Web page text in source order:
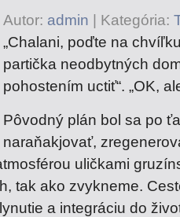
Autor: admin | Kategória:
„Chalani, poďte na
partička neodbytných
pohostením uctiť“. „OK,
Pôvodný plán bol sa po
naraňakjovať,
uličkami
tak ako zvykneme.
a integráciu do